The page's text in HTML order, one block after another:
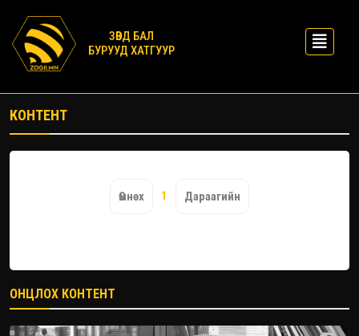
ЗӨВД БАЛ
БУРУУД ХАТГУУР
КОНТЕНТ
Өмнөх 1 Дараагийн
ОНЦЛОХ КОНТЕНТ